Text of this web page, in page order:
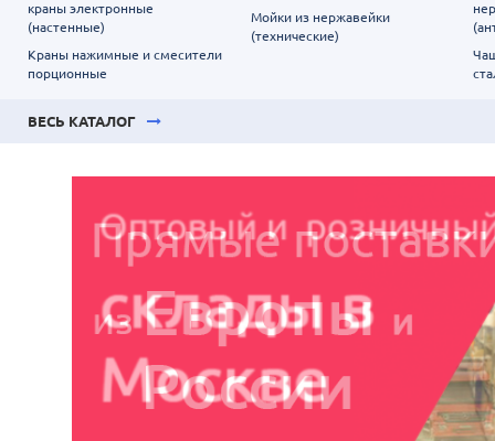
краны электронные
(настенные)
Краны нажимные и смесители
порционные
Мойки из нержавейки
(технические)
ВЕСЬ КАТАЛОГ